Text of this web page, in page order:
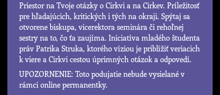
Priestor na Tvoje otázky o Cirkvi a na Cirkev. Príležitosť
pre hľadajúcich, kritických i tých na okraji. Spýtaj sa
otvorene biskupa, vicerektora seminára či rehoľnej
sestry na to, čo ťa zaujíma. Iniciatíva mladého študenta
práv Patrika Struka, ktorého víziou je priblížiť veriacich
k viere a Cirkvi cestou úprimných otázok a odpovedí.
UPOZORNENIE: Toto podujatie nebude vysielané v
rámci online permanentky.